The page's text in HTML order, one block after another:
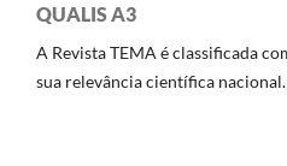
QUALIS A3
A Revista TEMA é classificada
sua relevância científica nacional.